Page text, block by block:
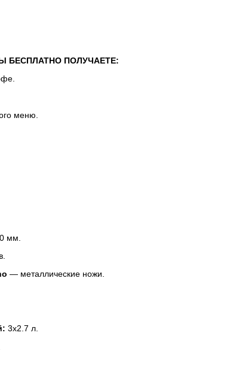
БЕСПЛАТНО ПОЛУЧАЕТЕ:
меню.
мм.
— металлические ножи.
3х2.7 л.